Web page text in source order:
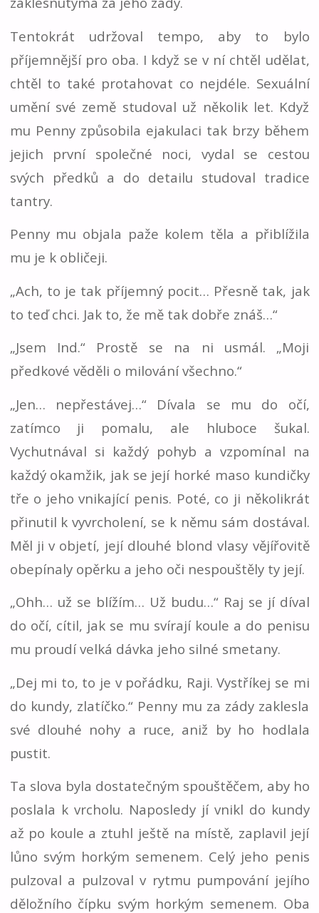
Tentokrát udržoval tempo, aby to bylo
příjemnější pro oba. I když se v ní chtěl udělat,
chtěl to také protahovat co nejdéle. Sexuální
umění své země studoval už několik let. Když
mu Penny způsobila ejakulaci tak brzy během
jejich první společné noci, vydal se cestou
svých předků a do detailu studoval tradice
tantry.
Penny mu objala paže kolem těla a přiblížila
mu je k obličeji.
„Ach, to je tak příjemný pocit… Přesně tak, jak
to teď chci. Jak to, že mě tak dobře znáš…“
„Jsem Ind.“ Prostě se na ni usmál. „Moji
předkové věděli o milování všechno.“
„Jen… nepřestávej…“ Dívala se mu do očí,
zatímco ji pomalu, ale hluboce šukal.
Vychutnával si každý pohyb a vzpomínal na
každý okamžik, jak se její horké maso kundičky
tře o jeho vnikající penis. Poté, co ji několikrát
přinutil k vyvrcholení, se k němu sám dostával.
Měl ji v objetí, její dlouhé blond vlasy vějířovitě
obepínaly opěrku a jeho oči nespouštěly ty její.
„Ohh… už se blížím… Už budu…“ Raj se jí díval
do očí, cítil, jak se mu svírají koule a do penisu
mu proudí velká dávka jeho silné smetany.
„Dej mi to, to je v pořádku, Raji. Vystříkej se mi
do kundy, zlatíčko.“ Penny mu za zády zaklesla
své dlouhé nohy a ruce, aniž by ho hodlala
pustit.
Ta slova byla dostatečným spouštěčem, aby ho
poslala k vrcholu. Naposledy jí vnikl do kundy
až po koule a ztuhl ještě na místě, zaplavil její
lůno svým horkým semenem. Celý jeho penis
pulzoval a pulzoval v rytmu pumpování jejího
děložního čípku svým horkým semenem. Oba